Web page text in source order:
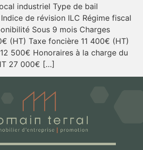
industriel Type de bail
de révision ILC Régime fiscal
Sous 9 mois Charges
(HT) Taxe foncière 11 400€ (HT)
500€ Honoraires à la charge du
27 000€ […]